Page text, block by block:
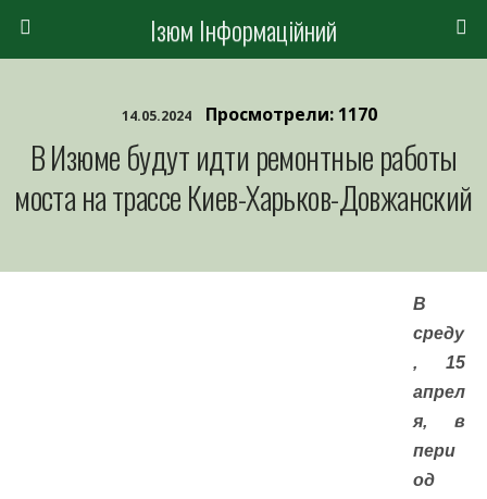
Ізюм Інформаційний
14.05.2024 Просмотрели: 1170
В Изюме будут идти ремонтные работы
моста на трассе Киев-Харьков-Довжанский
В
среду
, 15
апрел
я, в
пери
од